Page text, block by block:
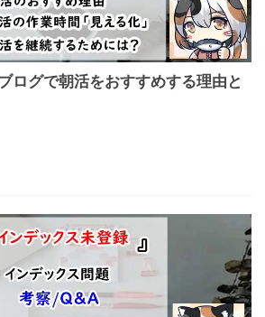
ログで朝活をおすすめする理由と